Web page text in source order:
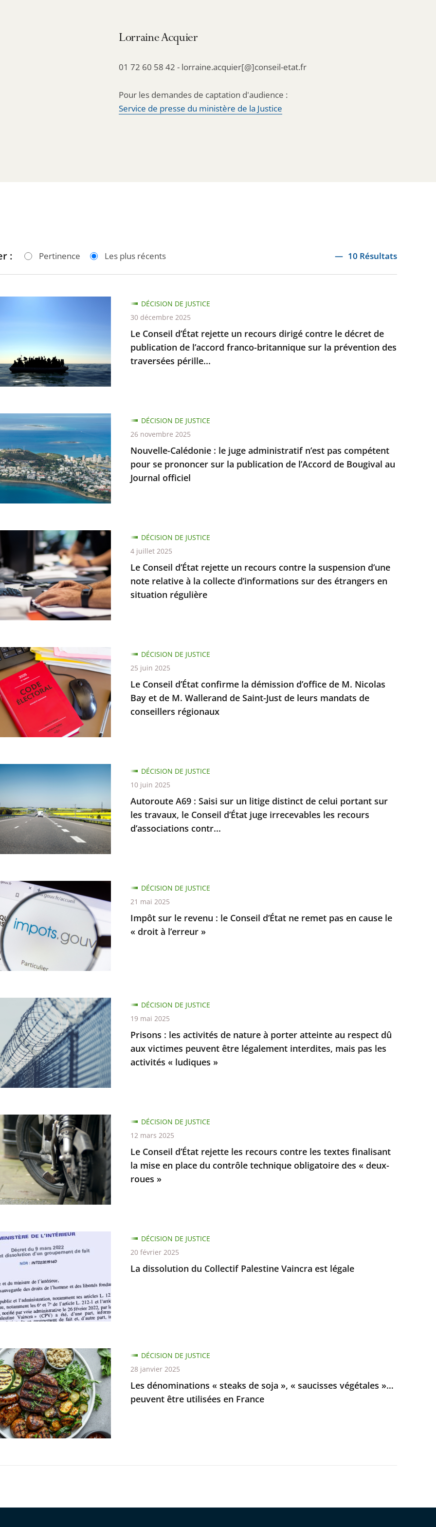
Lorraine Acquier
01 72 60 58 42 - lorraine.acquier[@]conseil-etat.fr
Pour les demandes de captation d'audience :
Service de presse du ministère de la Justice
: Pertinence Les plus récents 10 Résultats
Le Conseil d’État rejette un recours dirigé contre le décret de
publication de l’accord franco-britannique sur la prévention des
traversées pérille...
DÉCISION DE JUSTICE
30 décembre 2025
Nouvelle-Calédonie : le juge administratif n’est pas compétent
pour se prononcer sur la publication de l’Accord de Bougival au
Journal officiel
DÉCISION DE JUSTICE
26 novembre 2025
Le Conseil d’État rejette un recours contre la suspension d’une
note relative à la collecte d’informations sur des étrangers en
situation régulière
DÉCISION DE JUSTICE
4 juillet 2025
Le Conseil d’État confirme la démission d’office de M. Nicolas
Bay et de M. Wallerand de Saint-Just de leurs mandats de
conseillers régionaux
DÉCISION DE JUSTICE
25 juin 2025
Autoroute A69 : Saisi sur un litige distinct de celui portant sur
les travaux, le Conseil d’État juge irrecevables les recours
d’associations contr...
DÉCISION DE JUSTICE
10 juin 2025
Impôt sur le revenu : le Conseil d’État ne remet pas en cause le
« droit à l’erreur »
DÉCISION DE JUSTICE
21 mai 2025
Prisons : les activités de nature à porter atteinte au respect dû
aux victimes peuvent être légalement interdites, mais pas les
activités « ludiques »
DÉCISION DE JUSTICE
19 mai 2025
Le Conseil d’État rejette les recours contre les textes finalisant
la mise en place du contrôle technique obligatoire des « deux-
roues »
DÉCISION DE JUSTICE
12 mars 2025
La dissolution du Collectif Palestine Vaincra est légale
DÉCISION DE JUSTICE
20 février 2025
Les dénominations « steaks de soja », « saucisses végétales »…
peuvent être utilisées en France
DÉCISION DE JUSTICE
28 janvier 2025